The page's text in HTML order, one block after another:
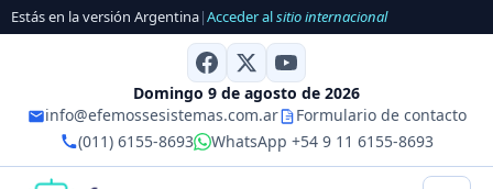
Estás en la versión Argentina|Acceder alsitio internacional
Domingo 9 de agosto de 2026
info@efemossesistemas.com.ar
Formulario de contacto
(011) 6155-8693
WhatsApp +54 9 11 6155-8693